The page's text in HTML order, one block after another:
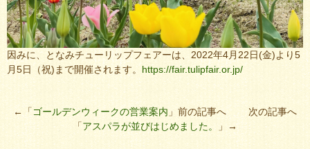
因みに、となみチューリップフェアーは、2022年4月22日(金)より5
月5日（祝)まで開催されます。 https://fair.tulipfair.or.jp/
←「ゴールデンウィークの営業案内」前の記事へ 次の記事へ
「アスパラが並びはじめました。 」→